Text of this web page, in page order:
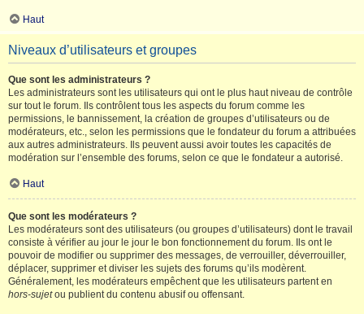
Haut
Niveaux d’utilisateurs et groupes
Que sont les administrateurs ?
Les administrateurs sont les utilisateurs qui ont le plus haut niveau de contrôle
sur tout le forum. Ils contrôlent tous les aspects du forum comme les
permissions, le bannissement, la création de groupes d’utilisateurs ou de
modérateurs, etc., selon les permissions que le fondateur du forum a attribuées
aux autres administrateurs. Ils peuvent aussi avoir toutes les capacités de
modération sur l’ensemble des forums, selon ce que le fondateur a autorisé.
Haut
Que sont les modérateurs ?
Les modérateurs sont des utilisateurs (ou groupes d’utilisateurs) dont le travail
consiste à vérifier au jour le jour le bon fonctionnement du forum. Ils ont le
pouvoir de modifier ou supprimer des messages, de verrouiller, déverrouiller,
déplacer, supprimer et diviser les sujets des forums qu’ils modèrent.
Généralement, les modérateurs empêchent que les utilisateurs partent en
hors-sujetou publient du contenu abusif ou offensant.